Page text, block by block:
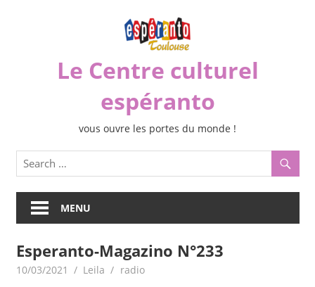
Le Centre culturel
espéranto
vous ouvre les portes du monde !
MENU
Esperanto-Magazino N°233
10/03/2021 Leila radio